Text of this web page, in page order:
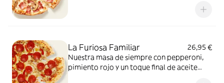
La Furiosa Familiar
26,95 €
Nuestra masa de siempre con pepperoni,
pimiento rojo y un toque final de aceite